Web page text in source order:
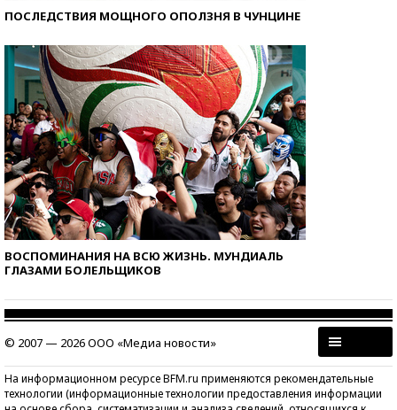
ПОСЛЕДСТВИЯ МОЩНОГО ОПОЛЗНЯ В ЧУНЦИНЕ
ВОСПОМИНАНИЯ НА ВСЮ ЖИЗНЬ. МУНДИАЛЬ
ГЛАЗАМИ БОЛЕЛЬЩИКОВ
© 2007 — 2026 ООО «Медиа новости»
На информационном ресурсе BFM.ru применяются рекомендательные
технологии (информационные технологии предоставления информации